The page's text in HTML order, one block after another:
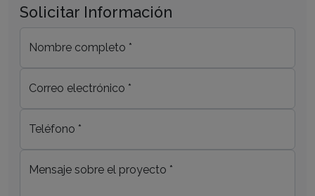
Solicitar Información
Nombre completo *
Correo electrónico *
Teléfono *
Mensaje sobre el proyecto *